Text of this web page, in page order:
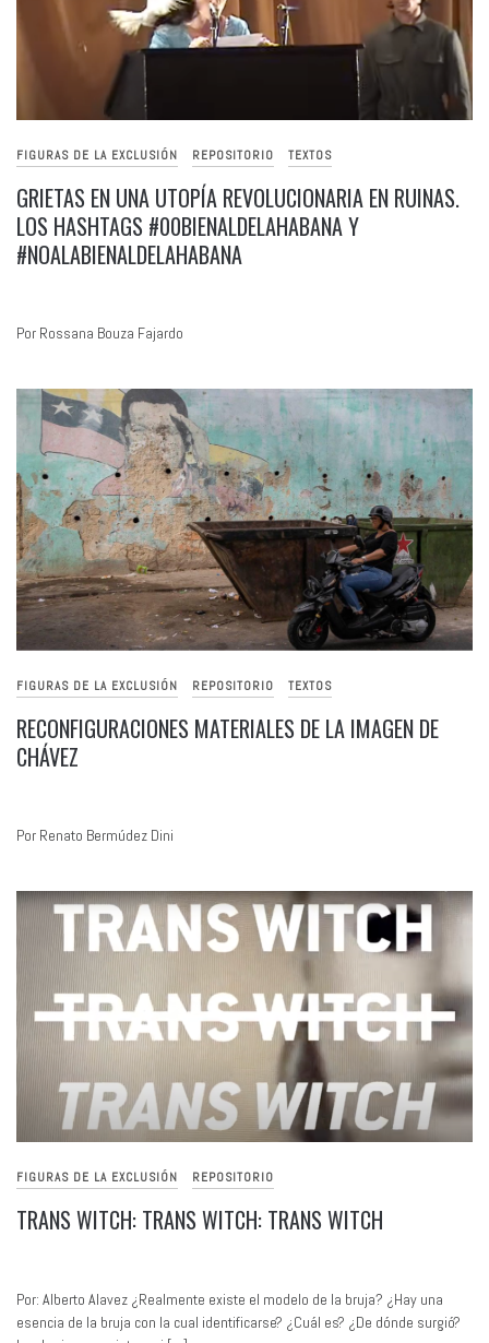
FIGURAS DE LA EXCLUSIÓN REPOSITORIO TEXTOS
GRIETAS EN UNA UTOPÍA REVOLUCIONARIA EN RUINAS.
LOS HASHTAGS #00BIENALDELAHABANA Y
#NOALABIENALDELAHABANA
Por Rossana Bouza Fajardo
FIGURAS DE LA EXCLUSIÓN REPOSITORIO TEXTOS
RECONFIGURACIONES MATERIALES DE LA IMAGEN DE
CHÁVEZ
Por Renato Bermúdez Dini
FIGURAS DE LA EXCLUSIÓN REPOSITORIO
TRANS WITCH: TRANS WITCH: TRANS WITCH
Por: Alberto Alavez ¿Realmente existe el modelo de la bruja? ¿Hay una
esencia de la bruja con la cual identificarse? ¿Cuál es? ¿De dónde surgió?